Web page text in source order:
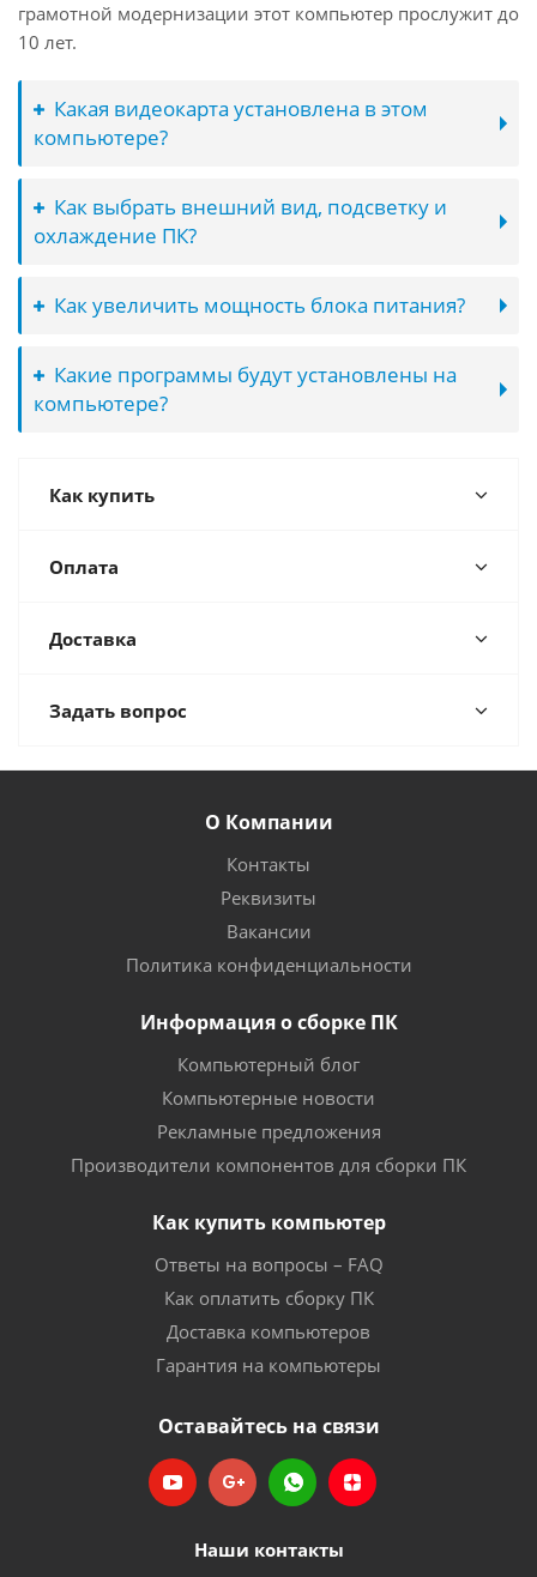
грамотной модернизации этот компьютер прослужит до
10 лет.
Какая видеокарта установлена в этом
компьютере?
Как выбрать внешний вид, подсветку и
охлаждение ПК?
Как увеличить мощность блока питания?
Какие программы будут установлены на
компьютере?
Как купить
Оплата
Доставка
Задать вопрос
О Компании
Контакты
Реквизиты
Вакансии
Политика конфиденциальности
Информация о сборке ПК
Компьютерный блог
Компьютерные новости
Рекламные предложения
Производители компонентов для сборки ПК
Как купить компьютер
Ответы на вопросы – FAQ
Как оплатить сборку ПК
Доставка компьютеров
Гарантия на компьютеры
Оставайтесь на связи
Наши контакты